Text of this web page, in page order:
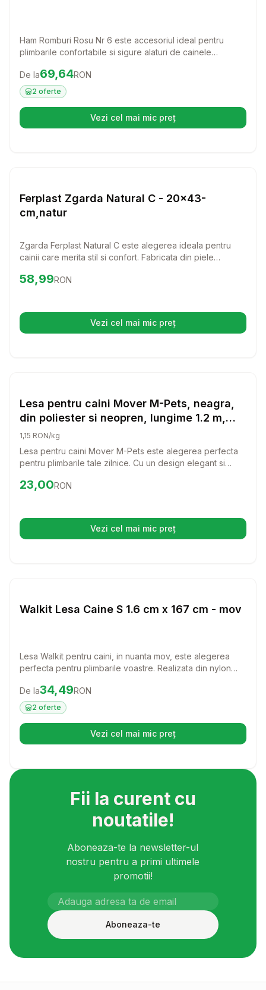
Ham Romburi Rosu Nr 6 este accesoriul ideal pentru
plimbarile confortabile si sigure alaturi de cainele
ofera atat stil, cat si control, permitandu-va sa va bucurati
de fiecare moment petrecut impreuna.
Preț:69.64 RON
De la69,64RON
2 oferte
Vezi cel mai mic preț(se deschide într-o filă nouă)
Lese si Zgarzi
Ferplast Zgarda Natural C - 20x43-
cm,natur
Zgarda Ferplast Natural C este alegerea ideala pentru
cainii care merita stil si confort. Fabricata din piele
durabilitatea, oferind o potrivire perfecta pentru orice
Preț:58.99
58,99RON
Vezi cel mai mic preț(se deschide într-o filă nouă)
Lesa pentru caini Mover M-Pets, neagra,
din poliester si neopren, lungime 1.2 m,
pentru caini cu greutate de pana la 20 kg
1,15 RON/kg
Lesa pentru caini Mover M-Pets este alegerea perfecta
pentru plimbarile tale zilnice. Cu un design elegant si
siguranta atat pentru tine, cat si pentru catelul tau.
Preț:23.00
23,00RON
Vezi cel mai mic preț(se deschide într-o filă nouă)
Walkit Lesa Caine S 1.6 cm x 167 cm - mov
Lesa Walkit pentru caini, in nuanta mov, este alegerea
perfecta pentru plimbarile voastre. Realizata din nylon
fiecare aventura alaturi de prietenul tau patruped.
Preț:34.49 RON
De la34,49RON
2 oferte
Vezi cel mai mic preț(se deschide într-o filă nouă)
Fii la curent cu
noutatile!
Aboneaza-te la newsletter-ul
nostru pentru a primi ultimele
promotii!
Aboneaza-te